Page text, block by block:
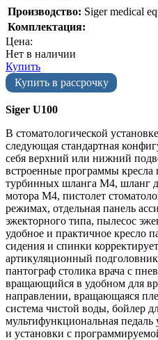
Производство: Siger medical
Комплектация:
Цена:
Нет в наличии
Купить
Купить в рассрочку
Siger U100
В стоматологической
следующая стандартная
себя верхний или нижний
встроенные программы кресла
турбинных шланга М4, шланг
мотора М4, пистолет
режимах, отдельная панель
эжекторного типа, пылесос
удобное и практичное кресло
сидения и спинки
артикуляционный
пантограф столика врача с
вращающийся в удобном для
направлении, вращающаяся
система чистой воды, бойлер
мультифункциональная
и установки с